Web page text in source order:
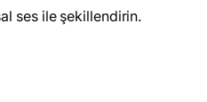
ses ile şekillendirin.